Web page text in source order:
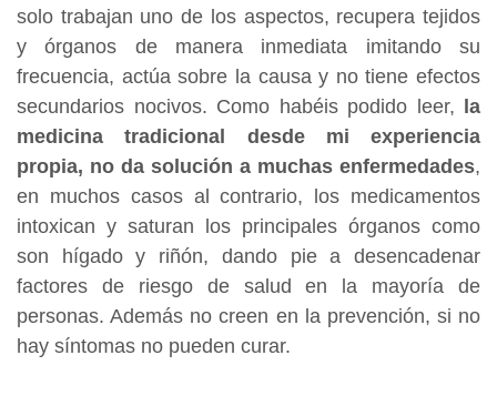
solo trabajan uno de los aspectos, recupera tejidos
y órganos de manera inmediata imitando su
frecuencia, actúa sobre la causa y no tiene efectos
secundarios nocivos. Como habéis podido leer, la
medicina tradicional desde mi experiencia
propia, no da solución a muchas enfermedades,
en muchos casos al contrario, los medicamentos
intoxican y saturan los principales órganos como
son hígado y riñón, dando pie a desencadenar
factores de riesgo de salud en la mayoría de
personas. Además no creen en la prevención, si no
hay síntomas no pueden curar.